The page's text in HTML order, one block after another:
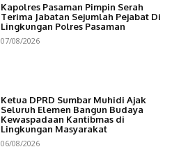
Kapolres Pasaman Pimpin Serah
Terima Jabatan Sejumlah Pejabat Di
Lingkungan Polres Pasaman
07/08/2026
Ketua DPRD Sumbar Muhidi Ajak
Seluruh Elemen Bangun Budaya
Kewaspadaan Kantibmas di
Lingkungan Masyarakat
06/08/2026